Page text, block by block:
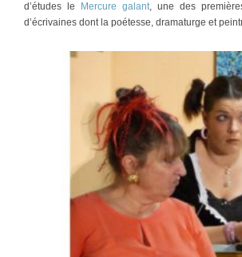
d’études le
Mercure galant, une des
d’écrivaines dont la poétesse, dramaturge et